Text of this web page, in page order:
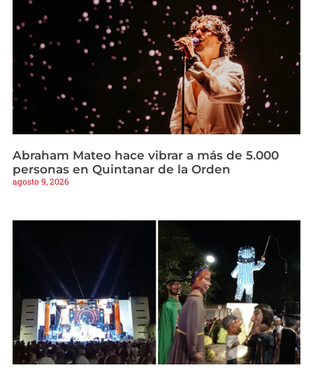
Abraham Mateo hace vibrar a más de 5.000
personas en Quintanar de la Orden
agosto 9, 2026